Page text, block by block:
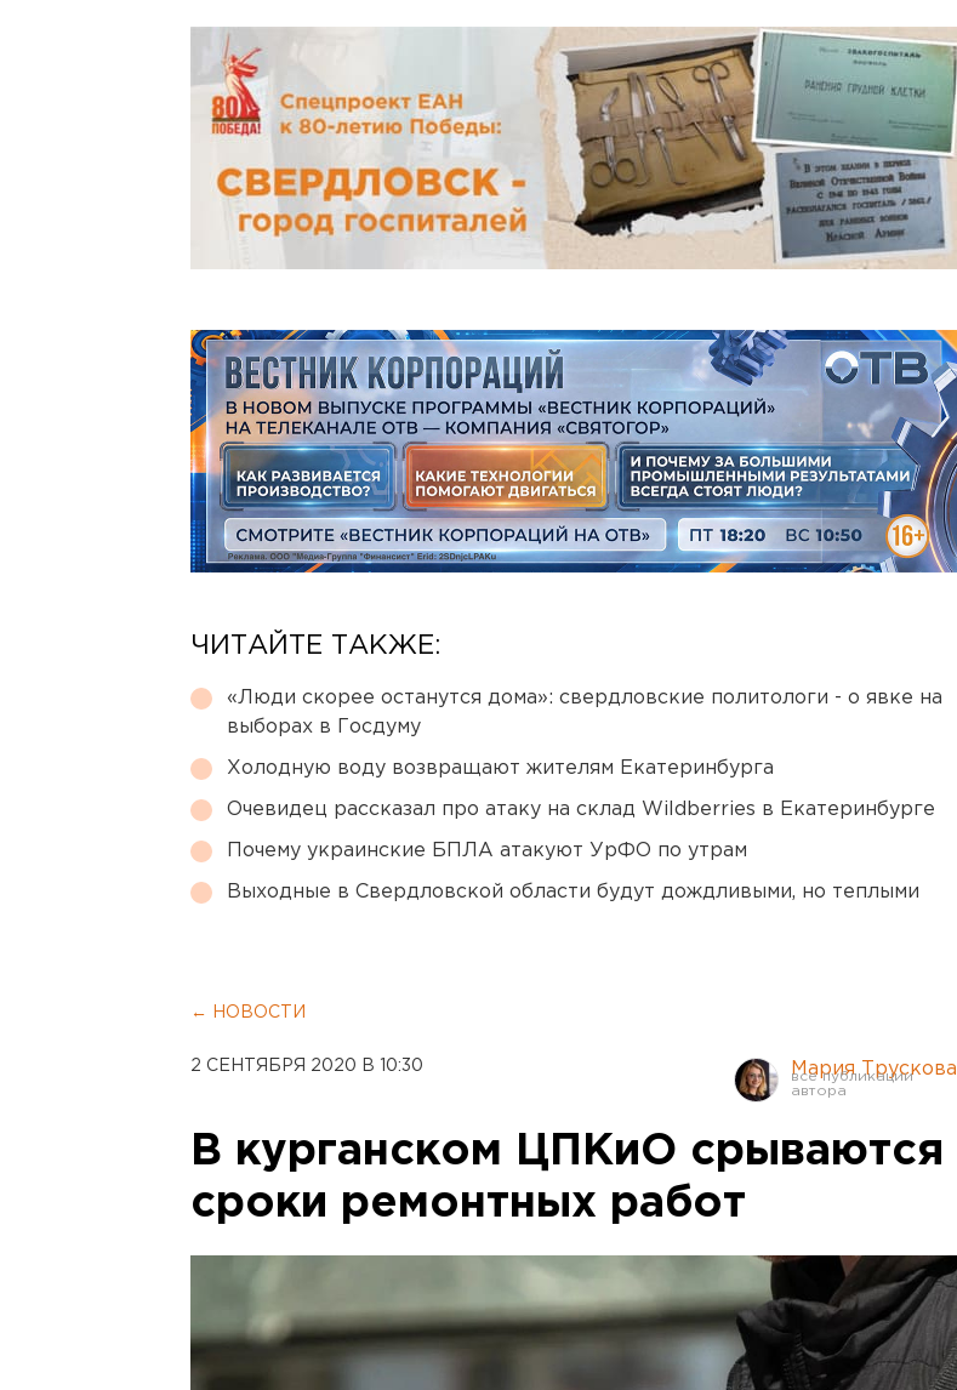
ЧИТАЙТЕ ТАКЖЕ:
«Люди скорее останутся дома»: свердловские политологи - о явке на
выборах в Госдуму
Холодную воду возвращают жителям Екатеринбурга
Очевидец рассказал про атаку на склад Wildberries в Екатеринбурге
Почему украинские БПЛА атакуют УрФО по утрам
Выходные в Свердловской области будут дождливыми, но теплыми
← НОВОСТИ
2 СЕНТЯБРЯ 2020 В 10:30 Мария Трускова
В курганском ЦПКиО срываются
сроки ремонтных работ